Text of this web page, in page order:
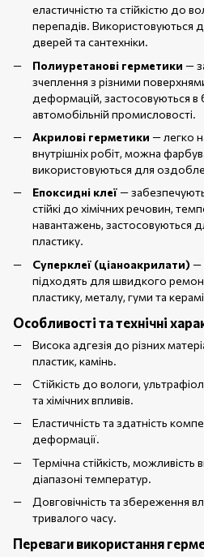
еластичністю та стійкістю до
перепадів. Використовуються
дверей та сантехніки.
Полиуретанові герметики —
зчеплення з різними
деформацій, застосовуються в
автомобільній промисловості.
Акрилові герметики — легко
внутрішніх робіт, можна
використовуються для
Епоксидні клеї— забезпечують
стійкі до хімічних речовин,
навантажень, застосовуються
пластику.
Суперклеї (ціаноакрилати) —
підходять для швидкого
пластику, металу, гуми та
Особливості та технічні
Висока адгезія до різних
пластик, камінь.
Стійкість до вологи,
та хімічних впливів.
Еластичність та здатність
деформації.
Термічна стійкість,
діапазоні температур.
Довговічність та збереження
тривалого часу.
Переваги використання